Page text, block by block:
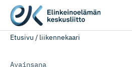
Etusivu / liikennekaari
Avainsana